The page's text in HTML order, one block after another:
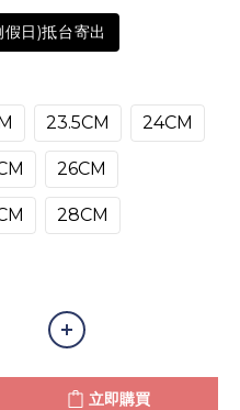
日)抵台寄出
23.5CM 24CM
26CM
28CM
立即購買